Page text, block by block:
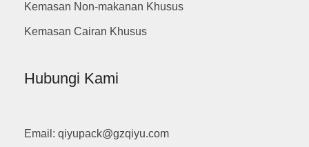
Kemasan Non-makanan Khusus
Kemasan Cairan Khusus
Hubungi Kami
Email: qiyupack@gzqiyu.com